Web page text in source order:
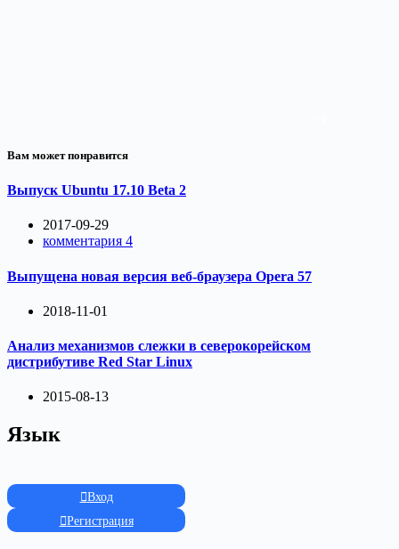
Вам может понравится
Выпуск Ubuntu 17.10 Beta 2
2017-09-29
комментария 4
Выпущена новая версия веб-браузера Opera 57
2018-11-01
Анализ механизмов слежки в северокорейском
дистрибутиве Red Star Linux
2015-08-13
Язык
Вход
Регистрация